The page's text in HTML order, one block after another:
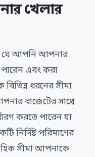
খেলার
যে আপনি আপনার
পারেন এবং করা
ধরনের সীমা
বাজেটের সাথে
করতে পারেন যা
নির্দিষ্ট পরিমাণের
সীমা আপনাকে